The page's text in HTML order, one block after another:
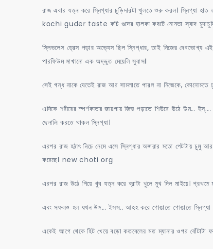
রাজ এবার যত্ন করে স্নিগ্ধার চুড়িদারটা খুলতে শুরু করল। স্নিগ্ধা হাত
kochi guder taste কচি গুদের হালকা কষটে নোনতা স্বাদ
স্লিভলেস ড্রেস পড়ার অভ্যেস ছিল স্নিগ্ধার, তাই নিজের
পারফিউম মাখানো এক অদ্ভুত মেয়েলি সুবাস।
সেই গন্ধ নাকে যেতেই রাজ আর সামলাতে পারল না নিজেকে,
এদিকে শরীরের স্পর্শকাতর জায়গায় জিভ পড়াতে শিউরে উঠে উম…
ছেনালি করতে থাকল স্নিগ্ধা।
এরপর রাজ হঠাৎ নিচে নেমে এসে স্নিগ্ধার অপ্সরার মতো পেটটায়
করেছে। new choti org
এরপর রাজ উঠে গিয়ে খুব যত্ন করে ব্রাটা খুলে মুখ দিল মাইয়ে। প্রথমে
এবং সফলও হল যখন উম… ইসস.. আহহ করে গোঙাতে গোঙাতে স্নিগ্ধা
একেই আগে থেকে হিট খেয়ে বড়ো কতবেলের মত ম্যানার ওপর বোঁটাটা